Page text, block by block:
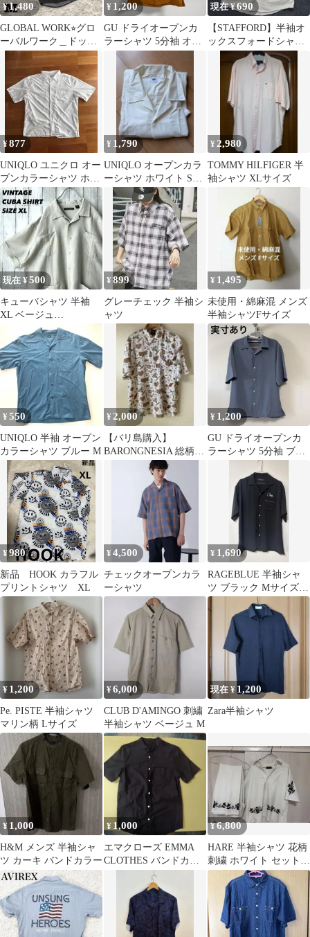
¥1,480
GLOBAL WORK⭐︎グロ
ーバルワーク＿ドット
柄半袖シャツ 黒色
Ｍ メンズ
¥ 1,200
GU ドライオープンカ
ラーシャツ 5分袖 オレ
ンジ M
現在 ¥690
【STAFFORD】半袖オ
ックスフォードシャツ
アイボリー 17 1/2
¥877
UNIQLO ユニクロ オー
プンカラーシャツ ホワ
イト XL 半袖 白
¥ 1,790
UNIQLO オープンカラ
ーシャツ ホワイト Sサ
イズ
¥ 2,980
TOMMY HILFIGER 半
袖シャツ XLサイズ
現在 ¥500
キューバシャツ 半袖
XL ベージュ
CUBAVERA ピンタック
古着
¥899
グレーチェック 半袖シ
ャツ
¥ 1,495
未使用・綿麻混 メンズ
半袖シャツFサイズ
¥550
UNIQLO 半袖 オープン
カラーシャツ ブルー M
¥ 2,000
【バリ島購入】
BARONGNESIA 総柄
半袖シャツ Mサイズ
¥ 1,200
GU ドライオープンカ
ラーシャツ 5分袖 ブル
¥980
新品 HOOK カラフル
プリントシャツ XL
¥4,500
チェックオープンカラ
ーシャツ
¥ 1,690
RAGEBLUE 半袖シャ
ツ ブラック Mサイズ
キレイめ
¥ 1,200
Pe. PISTE 半袖シャツ
マリン柄 Lサイズ
¥6,000
CLUB D'AMINGO 刺繍
半袖シャツ ベージュ M
現在 ¥ 1,200
Zara半袖シャツ
¥ 1,000
H&M メンズ 半袖シャ
ツ カーキ バンドカラー
¥ 1,000
エマクローズ EMMA
CLOTHES バンドカラ
ー半袖シャツ Mブラッ
¥6,800
HARE 半袖シャツ 花柄
刺繍 ホワイト セットア
ップ